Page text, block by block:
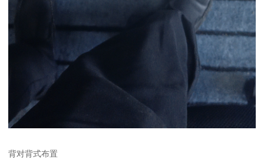
背对背式布置